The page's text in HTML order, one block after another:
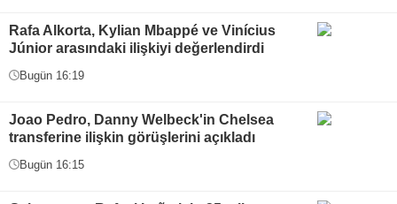
Rafa Alkorta, Kylian Mbappé ve Vinícius
Júnior arasındaki ilişkiyi değerlendirdi
Bugün 16:19
Joao Pedro, Danny Welbeck'in Chelsea
transferine ilişkin görüşlerini açıkladı
Bugün 16:15